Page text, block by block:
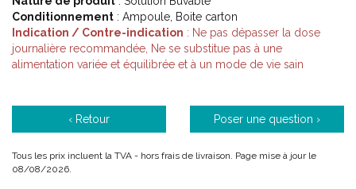
Conditionnement : Ampoule, Boite carton
Indication / Contre-indication : Ne pas dépasser la dose
journalière recommandée, Ne se substitue pas à une
alimentation variée et équilibrée et à un mode de vie sain
‹ Retour Poser une question ›
Tous les prix incluent la TVA - hors frais de livraison. Page mise à jour le
08/08/2026.